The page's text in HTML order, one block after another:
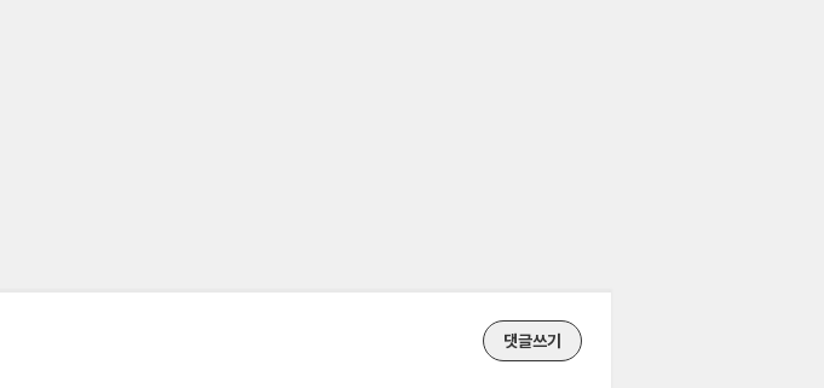
댓글쓰기